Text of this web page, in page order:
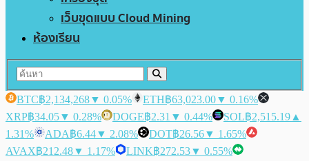
เว็บขุดแบบ Cloud Mining
ห้องเรียน
BTC฿2,134,268▼ 0.05% ETH฿63,023.00▼ 0.16%
XRP฿34.05▼ 0.28% DOGE฿2.31 ▼ 0.44% SOL฿2,515.19 ▲
1.31%
ADA฿6.44▼ 2.08% DOT฿26.56▼ 1.65%
AVAX฿212.48▼ 1.17% LINK฿272.53▼ 0.55%